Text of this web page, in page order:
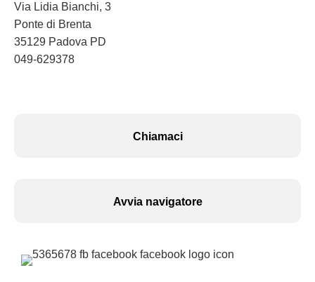
Via Lidia Bianchi, 3
Ponte di Brenta
35129 Padova PD
049-629378
Chiamaci
Avvia navigatore